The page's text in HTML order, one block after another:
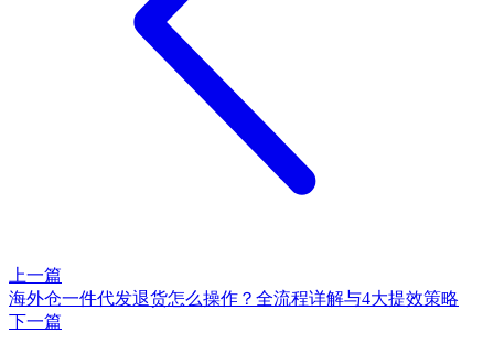
上一篇
海外仓一件代发退货怎么操作？全流程详解与4大提效策略
下一篇